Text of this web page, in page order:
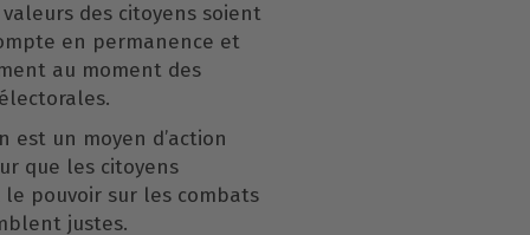
des citoyens soient
en permanence et
au moment des
est un moyen d’action
que les citoyens
pouvoir sur les combats
justes.